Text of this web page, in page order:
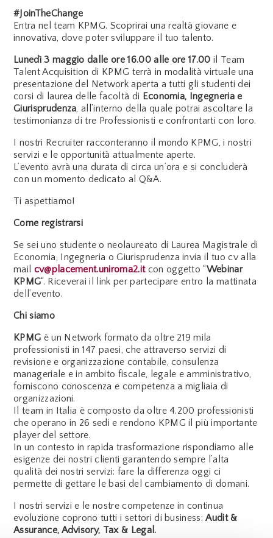
#JoinTheChange
Entra nel team KPMG. Scoprirai una realtà giovane e
innovativa, dove poter sviluppare il tuo talento.
Lunedì 3 maggio dalle ore 16.00 alle ore 17.00 il Team
Talent Acquisition di KPMG terrà in modalità virtuale una
presentazione del Network aperta a tutti gli studenti dei
corsi di laurea delle facoltà di Economia, Ingegneria e
Giurisprudenza, all’interno della quale potrai ascoltare la
testimonianza di tre Professionisti e confrontarti con loro.
I nostri Recruiter racconteranno il mondo KPMG, i nostri
servizi e le opportunità attualmente aperte.
L’evento avrà una durata di circa un’ora e si concluderà
con un momento dedicato al Q&A.
Ti aspettiamo!
Come registrarsi
Se sei uno studente o neolaureato di Laurea Magistrale di
Economia, Ingegneria o Giurisprudenza invia il tuo cv alla
mail cv@placement.uniroma2.itcon oggetto “Webinar
KPMG“. Riceverai il link per partecipare entro la mattinata
dell’evento.
Chi siamo
KPMG è un Network formato da oltre 219 mila
professionisti in 147 paesi, che attraverso servizi di
revisione e organizzazione contabile, consulenza
manageriale e in ambito fiscale, legale e amministrativo,
forniscono conoscenza e competenza a migliaia di
organizzazioni.
Il team in Italia è composto da oltre 4.200 professionisti
che operano in 26 sedi e rendono KPMG il più importante
player del settore.
In un contesto in rapida trasformazione rispondiamo alle
esigenze dei nostri clienti garantendo sempre l’alta
qualità dei nostri servizi: fare la differenza oggi ci
permette di gettare le basi del cambiamento di domani.
I nostri servizi e le nostre competenze in continua
evoluzione coprono tutti i settori di business:Audit &
Assurance, Advisory, Tax & Legal.